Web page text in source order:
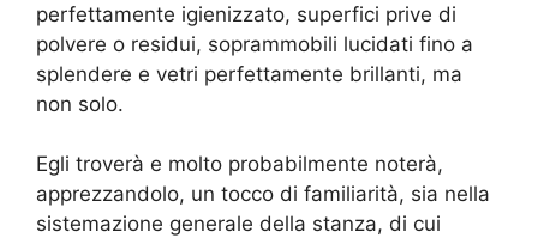
perfettamente igienizzato, superfici prive di
polvere o residui, soprammobili lucidati fino a
splendere e vetri perfettamente brillanti, ma
non solo.
Egli troverà e molto probabilmente noterà,
apprezzandolo, un tocco di familiarità, sia nella
sistemazione generale della stanza, di cui